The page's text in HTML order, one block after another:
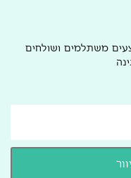
משתלמים ושולחים